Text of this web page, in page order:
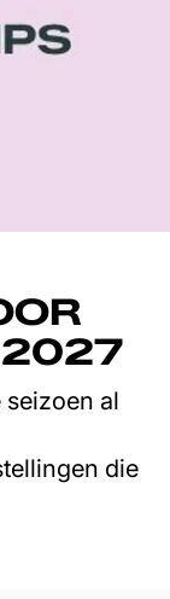
2027
al
die